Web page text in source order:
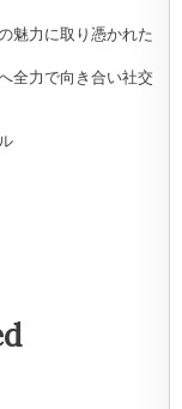
魅力に取り憑かれた
全力で向き合い社交